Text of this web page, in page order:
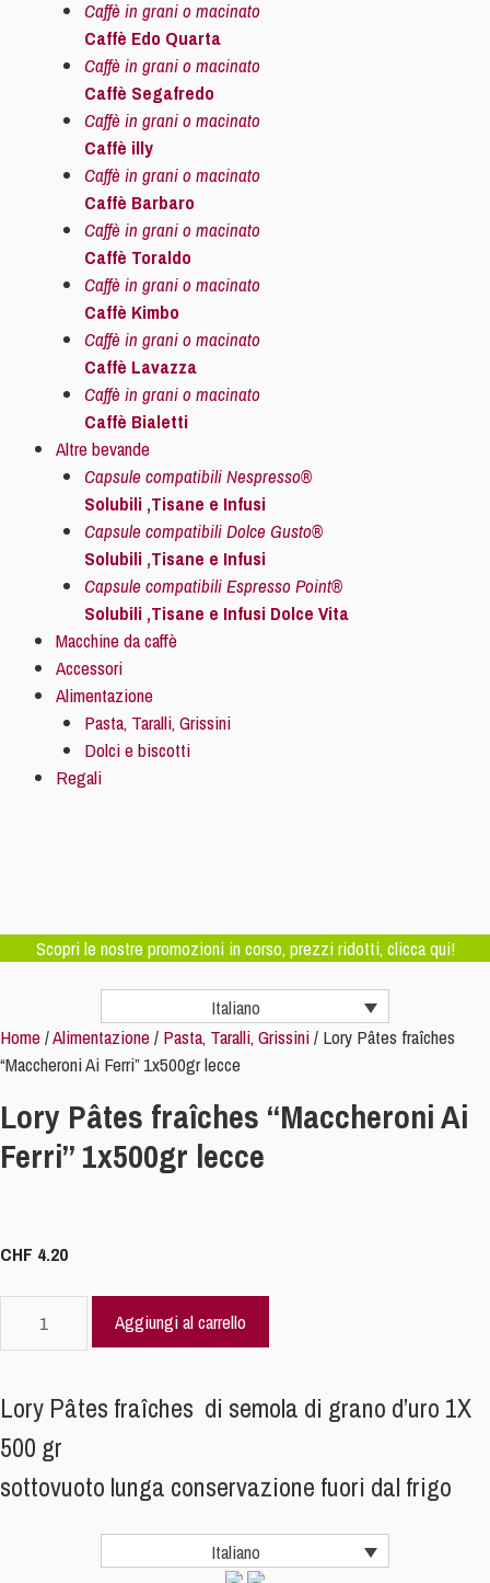
Caffè in grani o macinato
Caffè Edo Quarta
Caffè in grani o macinato
Caffè Segafredo
Caffè in grani o macinato
Caffè illy
Caffè in grani o macinato
Caffè Barbaro
Caffè in grani o macinato
Caffè Toraldo
Caffè in grani o macinato
Caffè Kimbo
Caffè in grani o macinato
Caffè Lavazza
Caffè in grani o macinato
Caffè Bialetti
Altre bevande
Capsule compatibili Nespresso®
Solubili ,Tisane e Infusi
Capsule compatibili Dolce Gusto®
Solubili ,Tisane e Infusi
Capsule compatibili Espresso Point®
Solubili ,Tisane e Infusi Dolce Vita
Macchine da caffè
Accessori
Alimentazione
Pasta, Taralli, Grissini
Dolci e biscotti
Regali
Scopri le nostre promozioni in corso, prezzi ridotti, clicca qui!
Italiano
Home/Alimentazione/ Pasta, Taralli, Grissini/ Lory Pâtes fraîches
“Maccheroni Ai Ferri” 1x500gr lecce
Lory Pâtes fraîches “Maccheroni Ai
Ferri” 1x500gr lecce
CHF 4.20
Ai
Ferri”
1x500gr
lecce
Aggiungi al carrello
Lory Pâtes fraîches di semola di grano d’uro 1X
500 gr
sottovuoto lunga conservazione fuori dal frigo
Italiano